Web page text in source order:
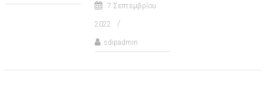
7 Σεπτεμβρίου
2022
sdipadmin